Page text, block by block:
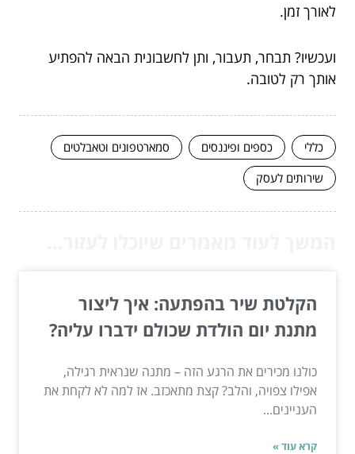
לאורך זמן.
ועכשיו? תבחר, תעבור, ותן לחשבונית הבאה להפתיע
אותך רק לטובה.
כללי כספים ופיננסים
סמארטפונים וטאבלטים
שירותים לעסק
הקלטת שיר בהפתעה: איך ליצור
מתנת יום הולדת שכולם ידברו עליה?
כולנו מכירים את הרגע הזה – מתנה שנראית רגילה,
אפילו צפויה, והלב? קצת מתאכזב. אז למה לא לקחת את
העניינים...
קרא עוד »